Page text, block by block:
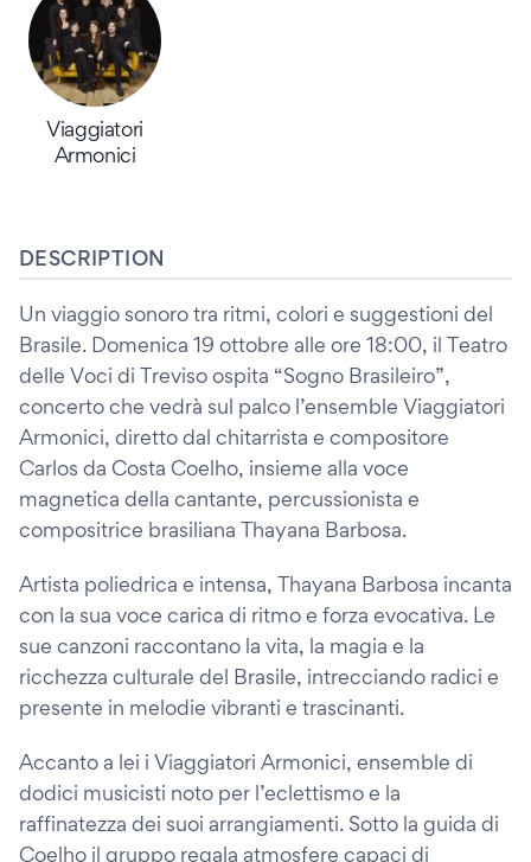
Viaggiatori
Armonici
DESCRIPTION
Un viaggio sonoro tra ritmi, colori e suggestioni del
Brasile. Domenica 19 ottobre alle ore 18:00, il Teatro
delle Voci di Treviso ospita “Sogno Brasileiro”,
concerto che vedrà sul palco l’ensemble Viaggiatori
Armonici, diretto dal chitarrista e compositore
Carlos da Costa Coelho, insieme alla voce
magnetica della cantante, percussionista e
compositrice brasiliana Thayana Barbosa.
Artista poliedrica e intensa, Thayana Barbosa incanta
con la sua voce carica di ritmo e forza evocativa. Le
sue canzoni raccontano la vita, la magia e la
ricchezza culturale del Brasile, intrecciando radici e
presente in melodie vibranti e trascinanti.
Accanto a lei i Viaggiatori Armonici, ensemble di
dodici musicisti noto per l’eclettismo e la
raffinatezza dei suoi arrangiamenti. Sotto la guida di
Coelho il gruppo regala atmosfere capaci di